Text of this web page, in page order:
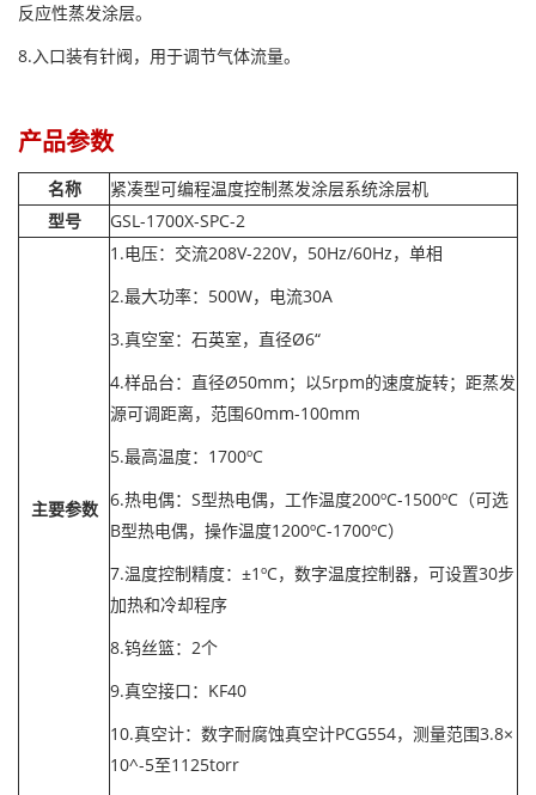
反应性蒸发涂层。
8.入口装有针阀，用于调节气体流量。
产品参数
名称
紧凑型可编程温度控制蒸发涂层系统涂层机
型号
GSL-1700X-SPC-2
主要参数
1.电压：交流208V-220V，50Hz/60Hz，单相
2.最大功率：500W，电流30A
3.真空室：石英室，直径Ø6“
4.样品台：直径Ø50mm；以5rpm的速度旋转；距蒸发
源可调距离，范围60mm-100mm
5.最高温度：1700ºC
6.热电偶：S型热电偶，工作温度200ºC-1500ºC（可选
B型热电偶，操作温度1200ºC-1700ºC）
7.温度控制精度：±1ºC，数字温度控制器，可设置30步
加热和冷却程序
8.钨丝篮：2个
9.真空接口：KF40
10.真空计：数字耐腐蚀真空计PCG554，测量范围3.8×
10^-5至1125torr